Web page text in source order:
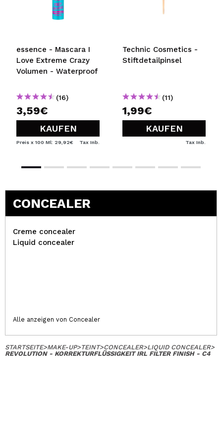
essence - Mascara I
Love Extreme Crazy
Volumen - Waterproof
(16)
3,59€
KAUFEN
Preis x 100 Ml: 29,92€ Tax Inb.
Technic Cosmetics -
Stiftdetailpinsel
(11)
1,99€
KAUFEN
Tax Inb.
CONCEALER
Creme concealer
Liquid concealer
Alle anzeigen von Concealer
STARTSEITE>MAKE-UP>TEINT>CONCEALER>LIQUID CONCEALER>
REVOLUTION - KORREKTURFLÜSSIGKEIT IRL FILTER FINISH - C4